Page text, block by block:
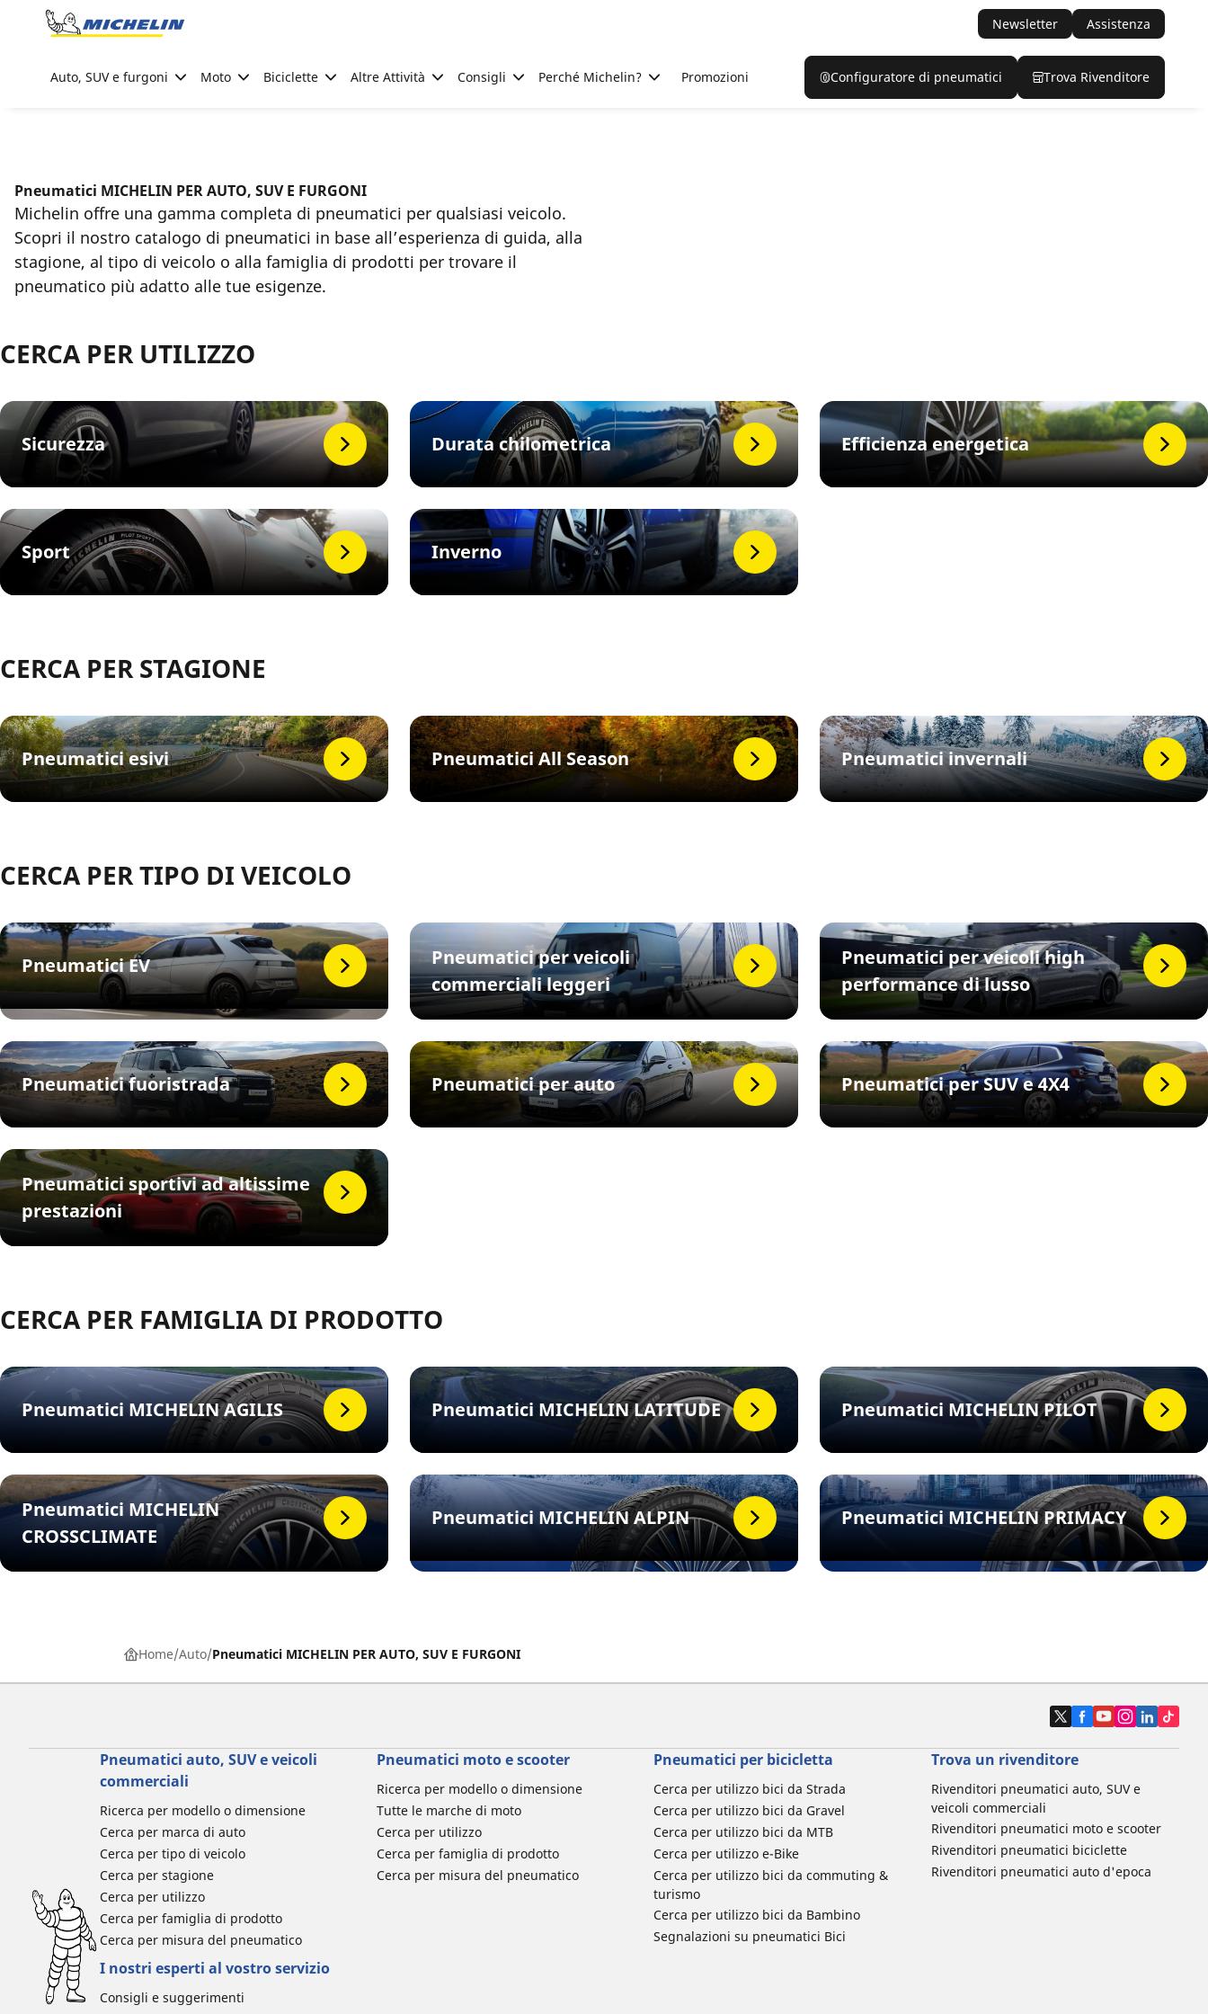
Go to page content
Newsletter Assistenza
Auto, SUV e furgoni Moto Biciclette Altre Attività Consigli Perché Michelin? Promozioni Configuratore di pneumatici Trova Rivenditore
Pneumatici MICHELIN PER AUTO, SUV E FURGONI
Michelin offre una gamma completa di pneumatici per qualsiasi veicolo.
Scopri il nostro catalogo di pneumatici in base all’esperienza di guida, alla
stagione, al tipo di veicolo o alla famiglia di prodotti per trovare il
pneumatico più adatto alle tue esigenze.
CERCA PER UTILIZZO
Sicurezza Durata chilometrica Efficienza energetica
Sport Inverno
CERCA PER STAGIONE
Pneumatici esivi Pneumatici All Season Pneumatici invernali
CERCA PER TIPO DI VEICOLO
Pneumatici EV
Pneumatici per veicoli
commerciali leggeri
Pneumatici per veicoli high
performance di lusso
Pneumatici fuoristrada Pneumatici per auto Pneumatici per SUV e 4X4
Pneumatici sportivi ad altissime
prestazioni
CERCA PER FAMIGLIA DI PRODOTTO
Pneumatici MICHELIN AGILIS Pneumatici MICHELIN LATITUDE Pneumatici MICHELIN PILOT
Pneumatici MICHELIN
CROSSCLIMATE
Pneumatici MICHELIN ALPIN Pneumatici MICHELIN PRIMACY
Home Auto Pneumatici MICHELIN PER AUTO, SUV E FURGONI
Pneumatici auto, SUV e veicoli
commerciali
Ricerca per modello o dimensione
Cerca per marca di auto
Cerca per tipo di veicolo
Cerca per stagione
Cerca per utilizzo
Cerca per famiglia di prodotto
Cerca per misura del pneumatico
Pneumatici moto e scooter
Ricerca per modello o dimensione
Tutte le marche di moto
Cerca per utilizzo
Cerca per famiglia di prodotto
Cerca per misura del pneumatico
Pneumatici per bicicletta
Cerca per utilizzo bici da Strada
Cerca per utilizzo bici da Gravel
Cerca per utilizzo bici da MTB
Cerca per utilizzo e-Bike
Cerca per utilizzo bici da commuting &
turismo
Cerca per utilizzo bici da Bambino
Segnalazioni su pneumatici Bici
Trova un rivenditore
Rivenditori pneumatici auto, SUV e
veicoli commerciali
Rivenditori pneumatici moto e scooter
Rivenditori pneumatici biciclette
Rivenditori pneumatici auto d'epoca
I nostri esperti al vostro servizio
Consigli e suggerimenti